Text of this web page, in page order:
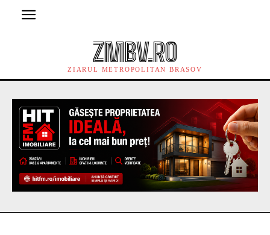
ZMBV.RO
ZIARUL METROPOLITAN BRASOV